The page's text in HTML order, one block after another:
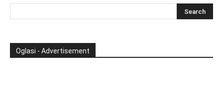
Oglasi - Advertisement